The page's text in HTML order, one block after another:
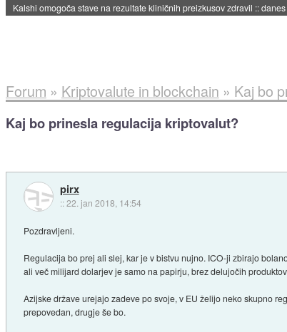
Sandisk že prodal več kot polovico SSD-jev za naslednji dve leti::
Forum » Kriptovalute in blockchain » Kaj bo
Kaj bo prinesla regulacija kriptovalut?
pirx
::22. jan 2018, 14:54
Pozdravljeni.
Regulacija bo prej ali slej, kar je v bistvu nujno. ICO-ji zbirajo
ali več milijard dolarjev je samo na papirju, brez delujočih
Azijske države urejajo zadeve po svoje, v EU želijo neko skupno
prepovedan, drugje še bo.